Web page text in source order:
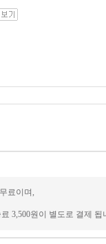
료이며,
3,500원이 별도로 결제 됩